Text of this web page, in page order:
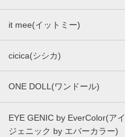
it mee(イットミー)
cicica(シシカ)
ONE DOLL(ワンドール)
EYE GENIC by EverColor(アイ
ジェニック by エバーカラー)